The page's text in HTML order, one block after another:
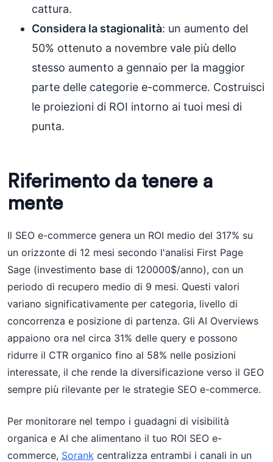
cattura.
Considera la stagionalità: un aumento del
50% ottenuto a novembre vale più dello
stesso aumento a gennaio per la maggior
parte delle categorie e-commerce. Costruisci
le proiezioni di ROI intorno ai tuoi mesi di
punta.
Riferimento da tenere a
mente
Il SEO e-commerce genera un ROI medio del 317% su
un orizzonte di 12 mesi secondo l'analisi First Page
Sage (investimento base di 120000$/anno), con un
periodo di recupero medio di 9 mesi. Questi valori
variano significativamente per categoria, livello di
concorrenza e posizione di partenza. Gli AI Overviews
appaiono ora nel circa 31% delle query e possono
ridurre il CTR organico fino al 58% nelle posizioni
interessate, il che rende la diversificazione verso il GEO
sempre più rilevante per le strategie SEO e-commerce.
Per monitorare nel tempo i guadagni di visibilità
organica e AI che alimentano il tuo ROI SEO e-
commerce, Sorank centralizza entrambi i canali in un